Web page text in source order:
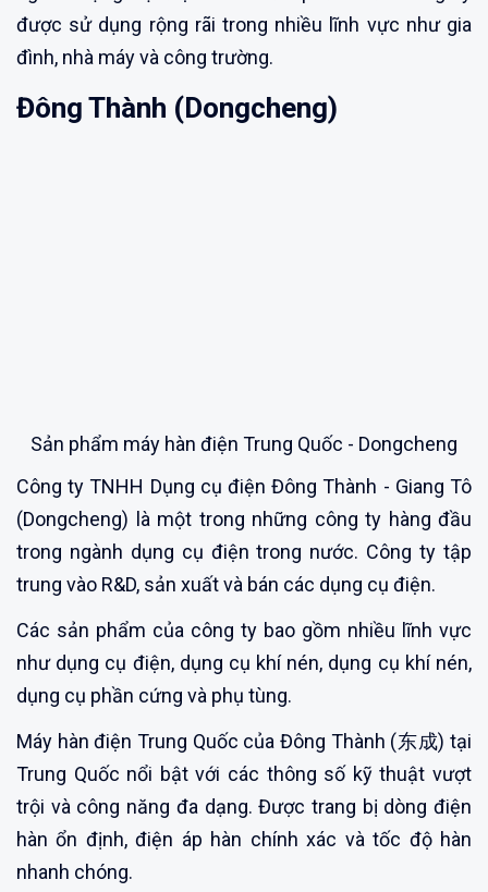
được sử dụng rộng rãi trong nhiều lĩnh vực như gia
đình, nhà máy và công trường.
Đông Thành (Dongcheng)
Sản phẩm máy hàn điện Trung Quốc - Dongcheng
Công ty TNHH Dụng cụ điện Đông Thành - Giang Tô
(Dongcheng) là một trong những công ty hàng đầu
trong ngành dụng cụ điện trong nước. Công ty tập
trung vào R&D, sản xuất và bán các dụng cụ điện.
Các sản phẩm của công ty bao gồm nhiều lĩnh vực
như dụng cụ điện, dụng cụ khí nén, dụng cụ khí nén,
dụng cụ phần cứng và phụ tùng.
Máy hàn điện Trung Quốc của Đông Thành (东成) tại
Trung Quốc nổi bật với các thông số kỹ thuật vượt
trội và công năng đa dạng. Được trang bị dòng điện
hàn ổn định, điện áp hàn chính xác và tốc độ hàn
nhanh chóng.